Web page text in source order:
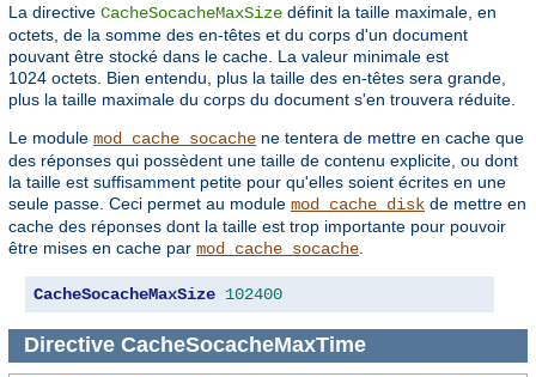
La directive CacheSocacheMaxSize définit la taille maximale, en
octets, de la somme des en-têtes et du corps d'un document
pouvant être stocké dans le cache. La valeur minimale est
1024 octets. Bien entendu, plus la taille des en-têtes sera grande,
plus la taille maximale du corps du document s'en trouvera réduite.
Le module mod_cache_socache ne tentera de mettre en cache que
des réponses qui possèdent une taille de contenu explicite, ou dont
la taille est suffisamment petite pour qu'elles soient écrites en une
seule passe. Ceci permet au module mod_cache_disk de mettre en
cache des réponses dont la taille est trop importante pour pouvoir
être mises en cache par mod_cache_socache
CacheSocacheMaxSize 102400
Directive CacheSocacheMaxTime